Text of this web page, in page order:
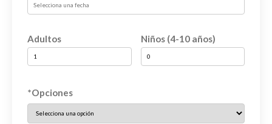
Adultos Niños (4-10 años)
*Opciones